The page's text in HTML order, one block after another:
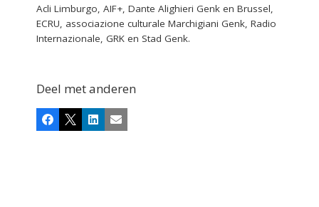
Acli Limburgo, AIF+, Dante Alighieri Genk en Brussel,
ECRU, associazione culturale Marchigiani Genk, Radio
Internazionale, GRK en Stad Genk.
Deel met anderen
Facebook
X LinkedInE-mail